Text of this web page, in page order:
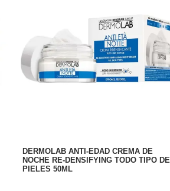
DERMOLAB ANTI-EDAD CREMA DE
NOCHE RE-DENSIFYING TODO TIPO DE
PIELES 50ML